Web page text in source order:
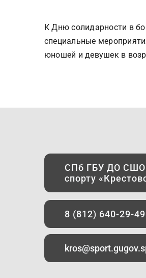
К Дню солидарности в
специальные
юношей и девушек в
СПб ГБУ ДО
спорту
8 (812) 640-29-49